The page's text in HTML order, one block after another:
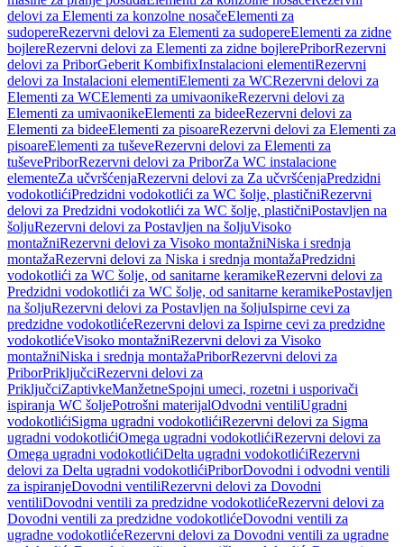
delovi za Elementi za konzolne nosačeElementi za
sudopereRezervni delovi za Elementi za sudopereElementi za zidne
bojlereRezervni delovi za Elementi za zidne bojlerePriborRezervni
delovi za PriborGeberit KombifixInstalacioni elementiRezervni
delovi za Instalacioni elementiElementi za WCRezervni delovi za
Elementi za WCElementi za umivaonikeRezervni delovi za
Elementi za umivaonikeElementi za bideeRezervni delovi za
Elementi za bideeElementi za pisoareRezervni delovi za Elementi za
pisoareElementi za tuševeRezervni delovi za Elementi za
tuševePriborRezervni delovi za PriborZa WC instalacione
elementeZa učvršćenjaRezervni delovi za Za učvršćenjaPredzidni
vodokotlićiPredzidni vodokotlići za WC šolje, plastičniRezervni
delovi za Predzidni vodokotlići za WC šolje, plastičniPostavljen na
šoljuRezervni delovi za Postavljen na šoljuVisoko
montažniRezervni delovi za Visoko montažniNiska i srednja
montažaRezervni delovi za Niska i srednja montažaPredzidni
vodokotlići za WC šolje, od sanitarne keramikeRezervni delovi za
Predzidni vodokotlići za WC šolje, od sanitarne keramikePostavljen
na šoljuRezervni delovi za Postavljen na šoljuIspirne cevi za
predzidne vodokotlićeRezervni delovi za Ispirne cevi za predzidne
vodokotlićeVisoko montažniRezervni delovi za Visoko
montažniNiska i srednja montažaPriborRezervni delovi za
PriborPriključciRezervni delovi za
PriključciZaptivkeManžetneSpojni umeci, rozetni i usporivači
ispiranja WC šoljePotrošni materijalOdvodni ventiliUgradni
vodokotlićiSigma ugradni vodokotlićiRezervni delovi za Sigma
ugradni vodokotlićiOmega ugradni vodokotlićiRezervni delovi za
Omega ugradni vodokotlićiDelta ugradni vodokotlićiRezervni
delovi za Delta ugradni vodokotlićiPriborDovodni i odvodni ventili
za ispiranjeDovodni ventiliRezervni delovi za Dovodni
ventiliDovodni ventili za predzidne vodokotlićeRezervni delovi za
Dovodni ventili za predzidne vodokotlićeDovodni ventili za
ugradne vodokotlićeRezervni delovi za Dovodni ventili za ugradne